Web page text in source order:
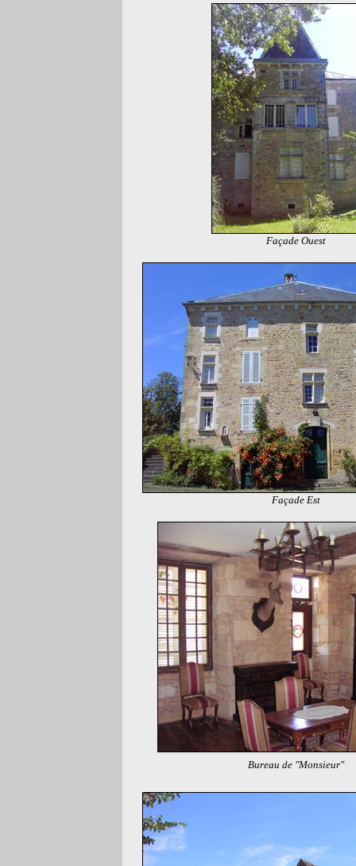
Façade Ouest
Façade Est
Bureau de "Monsieur"